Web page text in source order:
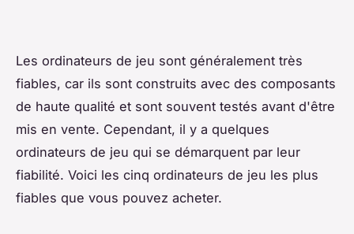
Les ordinateurs de jeu sont généralement très
fiables, car ils sont construits avec des composants
de haute qualité et sont souvent testés avant d'être
mis en vente. Cependant, il y a quelques
ordinateurs de jeu qui se démarquent par leur
fiabilité. Voici les cinq ordinateurs de jeu les plus
fiables que vous pouvez acheter.